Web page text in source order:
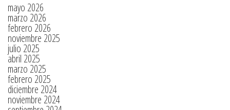
mayo 2026
marzo 2026
febrero 2026
noviembre 2025
julio 2025
abril 2025
marzo 2025
febrero 2025
diciembre 2024
noviembre 2024